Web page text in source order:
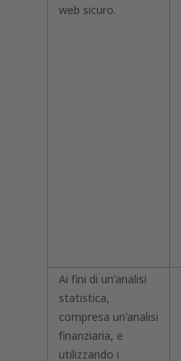
web sicuro.
Ai fini di un'analisi
statistica,
compresa un'analisi
finanziaria, e
utilizzando i